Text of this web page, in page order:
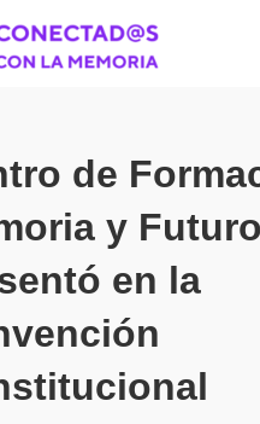
de
y
en la